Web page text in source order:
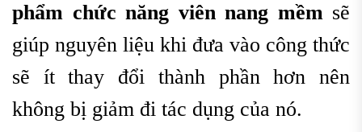
phẩm chức năng viên nang mềmsẽ
giúp nguyên liệu khi đưa vào công thức
sẽ ít thay đổi thành phần hơn nên
không bị giảm đi tác dụng của nó.